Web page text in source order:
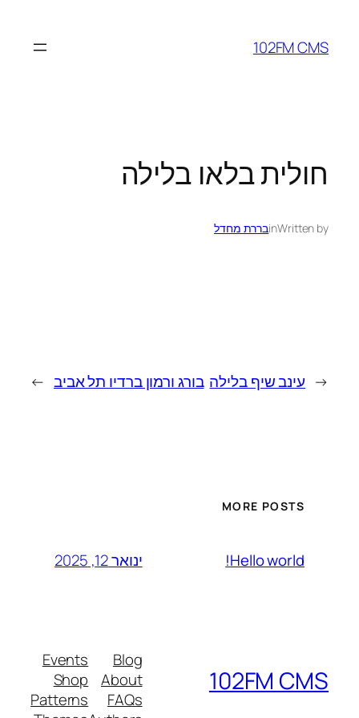
102FM CMS
חולית בלאו בלילה
Written by
inבררת מחדל
← עינב שיף בלילה בורג ורמון ברדיו תל אביב →
MORE POSTS
Hello world! ינואר 12, 2025
102FM CMS
Blog
About
FAQs
Events
Shop
Patterns